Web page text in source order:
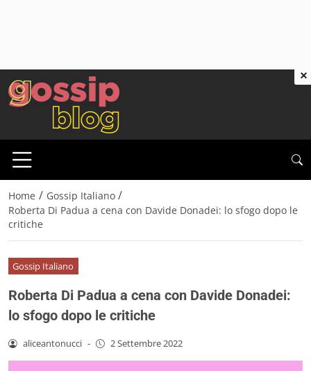
Home / Gossip Italiano /
Roberta Di Padua a cena con Davide Donadei: lo sfogo dopo le
critiche
Gossip Italiano
Roberta Di Padua a cena con Davide Donadei:
lo sfogo dopo le critiche
aliceantonucci - 2 Settembre 2022
×